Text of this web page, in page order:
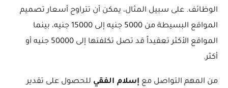
الوظائف. على سبيل المثال، يمكن أن تتراوح أسعار تصميم
المواقع البسيطة من 5000 جنيه إلى 15000 جنيه، بينما
المواقع الأكثر تعقيداً قد تصل تكلفتها إلى 50000 جنيه أو
أكثر.
من المهم التواصل مع إسلام الفقي للحصول على تقدير